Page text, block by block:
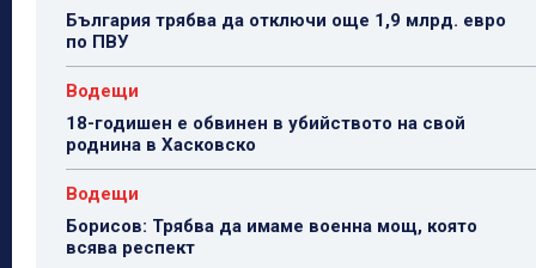
България трябва да отключи още 1,9 млрд. евро
по ПВУ
Водещи
18-годишен е обвинен в убийството на свой
роднина в Хасковско
Водещи
Борисов: Трябва да имаме военна мощ, която
всява респект